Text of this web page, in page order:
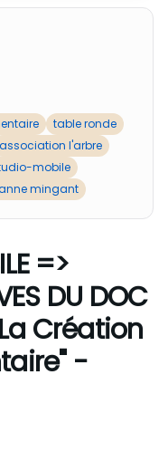
table ronde
association l'arbre
mobile
mingant
=>
DU DOC
Création
-